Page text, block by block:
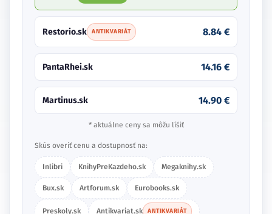
Restorio.sk ANTIKVARIÁT 8.84 €
PantaRhei.sk 14.16 €
Martinus.sk 14.90 €
* aktuálne ceny sa môžu líšiť
Skús overiť cenu a dostupnosť na:
Inlibri KnihyPreKazdeho.sk Megaknihy.sk
Bux.sk Artforum.sk Eurobooks.sk
Preskoly.sk Antikvariat.sk ANTIKVARIÁT